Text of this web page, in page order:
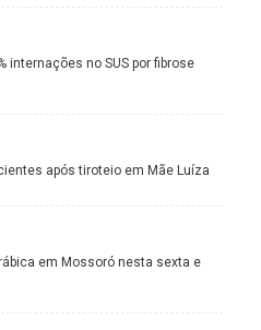
internações no SUS por fibrose
após tiroteio em Mãe Luíza
em Mossoró nesta sexta e